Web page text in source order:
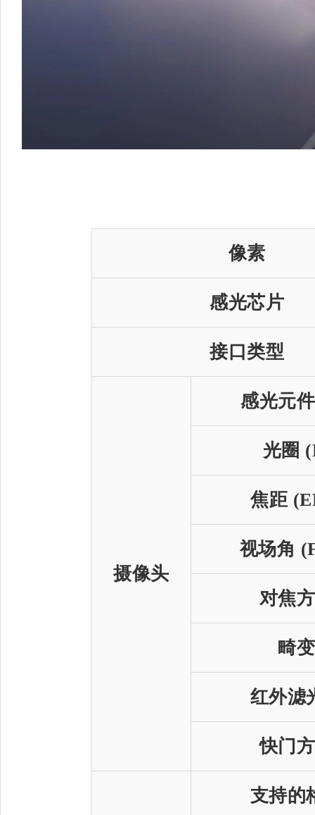
像素
感光芯片
接口类型
摄像头
感光元
光圈
焦距
视场角
对焦
畸变
红外滤
快门
支持的